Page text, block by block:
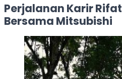
Perjalanan Karir
Bersama Mitsubishi